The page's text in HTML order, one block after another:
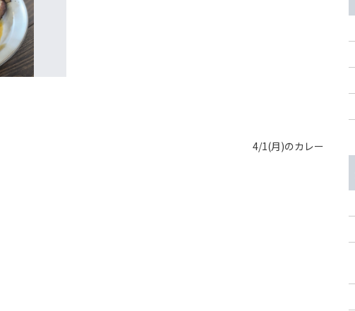
4/1(月)のカレー